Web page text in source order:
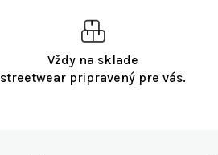
Vždy na sklade
streetwear pripravený pre vás.